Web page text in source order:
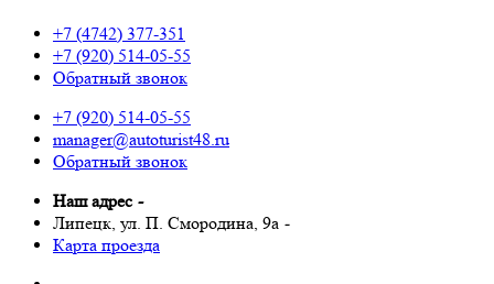
+7 (4742) 377-351
+7 (920) 514-05-55
Обратный звонок
+7 (920) 514-05-55
manager@autoturist48.ru
Обратный звонок
Наш адрес -
Липецк, ул. П. Смородина, 9а -
Карта проезда